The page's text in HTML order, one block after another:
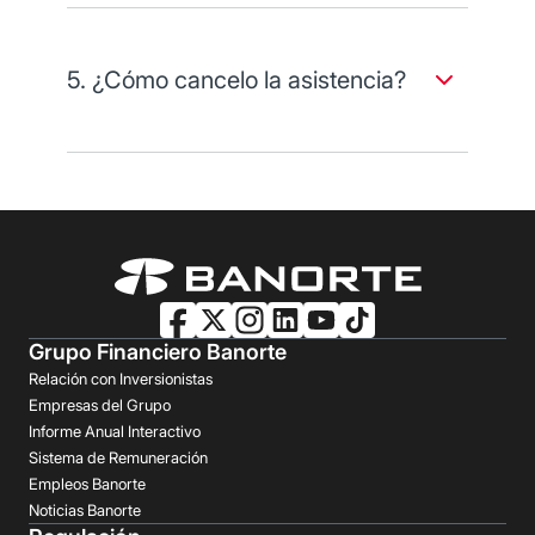
5. ¿Cómo cancelo la asistencia?
Grupo Financiero Banorte
Relación con Inversionistas
Empresas del Grupo
Informe Anual Interactivo
Sistema de Remuneración
Empleos Banorte
Noticias Banorte